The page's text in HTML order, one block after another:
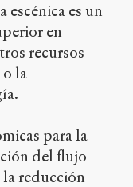
escénica es un
en
recursos
o la
para la
del flujo
reducción